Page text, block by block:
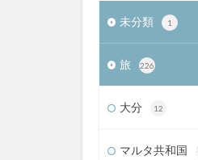
未分類 1
旅 226
大分 12
マルタ共和国